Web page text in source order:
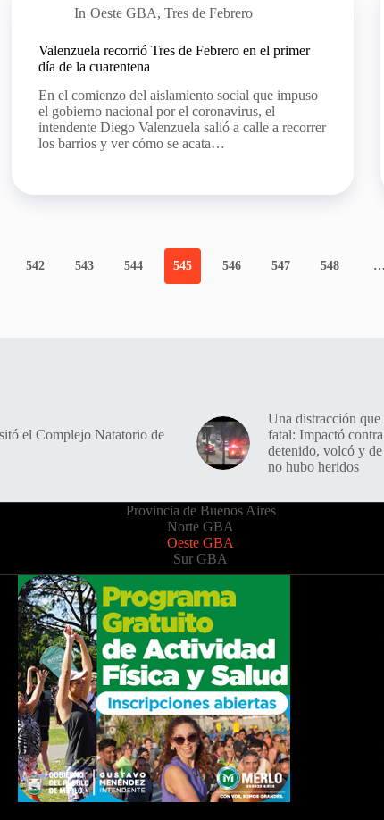
In Oeste GBA, Tres de Febrero
Valenzuela recorrió Tres de Febrero en el primer
día de la cuarentena
En el comienzo del aislamiento social que impuso
el gobierno nacional por el coronavirus, el
intendente Diego Valenzuela salió a calle a recorrer
los barrios y ver cómo se acata…
542 543 544 545 546 547 548 …
el Complejo Natatorio de
Una distracción que
fatal: Impactó
detenido, volcó y
no hubo heridos
Provincia de Buenos Aires
Norte GBA
Oeste GBA
Sur GBA